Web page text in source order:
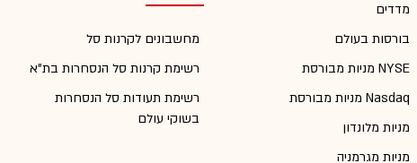
מדדים
בורסות בעולם
מניות מבורסת NYSE
מניות מבורסת Nasdaq
מניות מלונדון
מניות מגרמניה
מחשבונים לקרנות סל
רשימת קרנות סל הנסחרות בת"א
רשימת תעודות סל הנסחרות
בשוקי עולם